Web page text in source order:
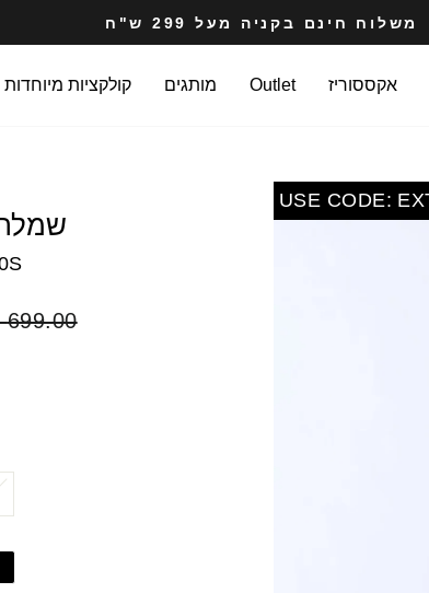
עצרי
מצגת
משלוח חינם בקניה מעל 299 ש"ח
אקססוריז Outlet מותגים קולקציות מיוחדות
מחיר
699.00 ₪